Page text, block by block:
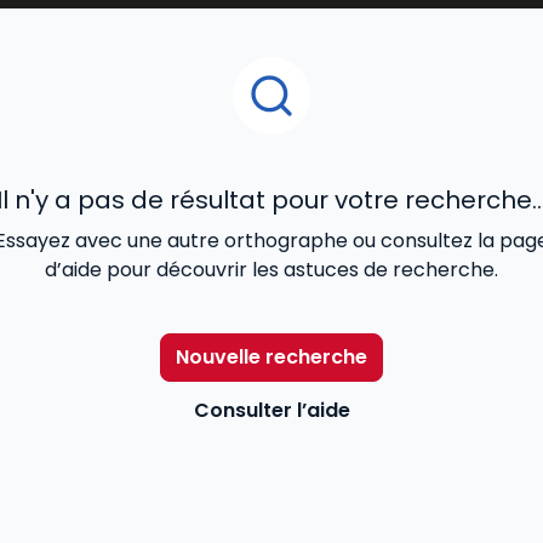
HSE, offrant ainsi auxjuristes, responsables
Il n'y a pas de résultat pour votre
avec une autre orthographe ou consultez la
d’aide pour découvrir les astuces de recherche.
Nouvelle recherche
Consulter l’aide